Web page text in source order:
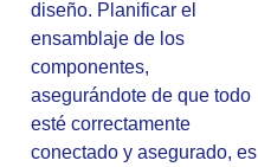
diseño. Planificar el
ensamblaje de los
componentes,
asegurándote de que todo
esté correctamente
conectado y asegurado, es